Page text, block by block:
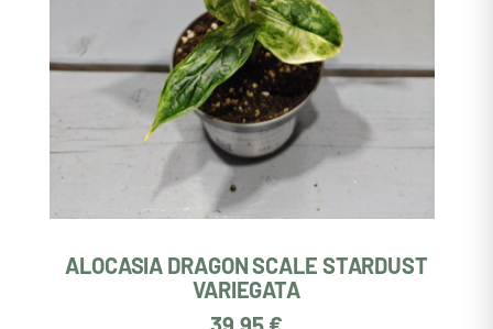
ALOCASIA DRAGON SCALE STARDUST
VARIEGATA